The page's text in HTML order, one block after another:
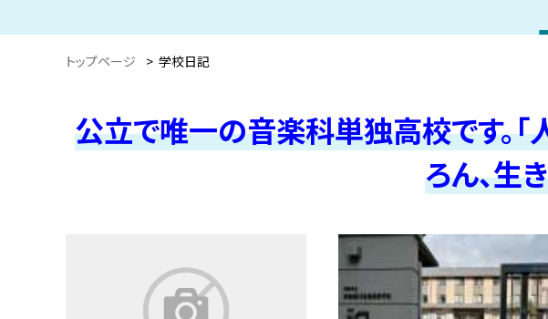
トップページ > 学校日記
公立で唯一の音楽科単独高校です。
ろん、生